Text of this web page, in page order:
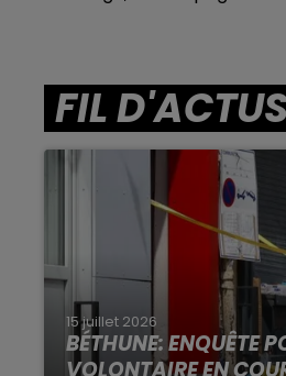
FIL
15 juillet 2026
BÉTHUNE: ENQUÊTE